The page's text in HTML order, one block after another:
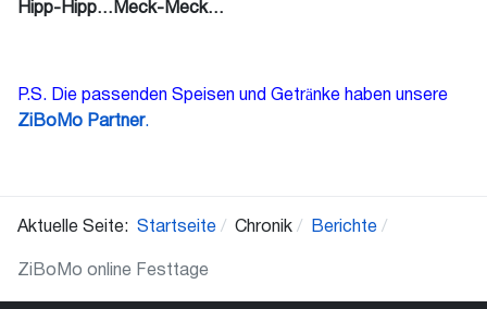
Hipp-Hipp…Meck-Meck…
P.S. Die passenden Speisen und Getränke haben unsere
ZiBoMo Partner.
Aktuelle Seite: Startseite Chronik Berichte
ZiBoMo online Festtage